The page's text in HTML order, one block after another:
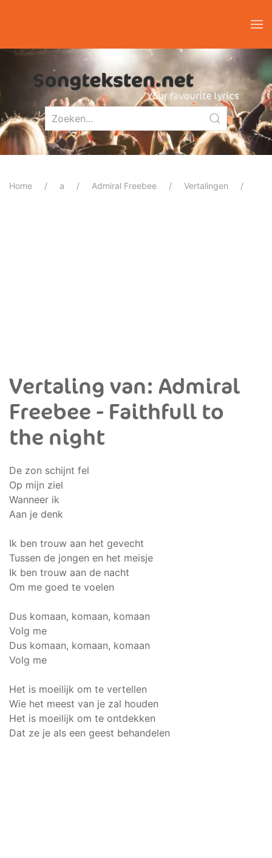
Home a Admiral Freebee Vertalingen
Vertaling van: Admiral
Freebee - Faithfull to
the night
De zon schijnt fel
Op mijn ziel
Wanneer ik
Aan je denk
Ik ben trouw aan het gevecht
Tussen de jongen en het meisje
Ik ben trouw aan de nacht
Om me goed te voelen
Dus komaan, komaan, komaan
Volg me
Dus komaan, komaan, komaan
Volg me
Het is moeilijk om te vertellen
Wie het meest van je zal houden
Het is moeilijk om te ontdekken
Dat ze je als een geest behandelen